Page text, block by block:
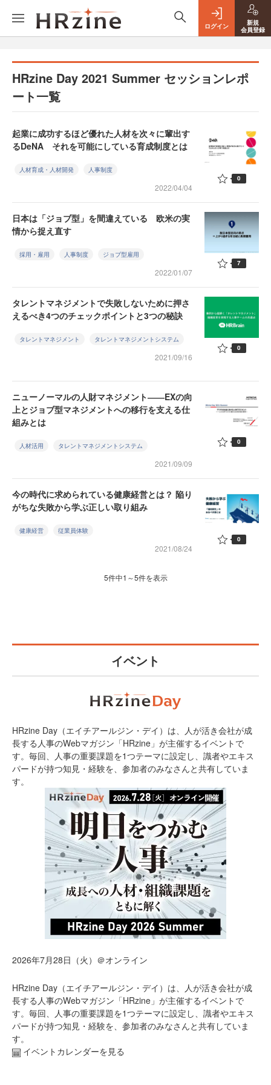
ログイン
新規
会員登録
HRzine Day 2021 Summer セッションレポ
ート一覧
起業に成功するほど優れた人材を次々に輩出す
るDeNA それを可能にしている育成制度とは
人材育成・人材開発 人事制度
2022/04/04
0
日本は「ジョブ型」を間違えている 欧米の実
情から捉え直す
採用・雇用 人事制度 ジョブ型雇用
2022/01/07
7
タレントマネジメントで失敗しないために押さ
えるべき4つのチェックポイントと3つの秘訣
タレントマネジメント タレントマネジメントシステム
2021/09/16
0
ニューノーマルの人財マネジメント――EXの向
上とジョブ型マネジメントへの移行を支える仕
組みとは
人材活用 タレントマネジメントシステム
2021/09/09
0
今の時代に求められている健康経営とは？ 陥り
がちな失敗から学ぶ正しい取り組み
健康経営 従業員体験
2021/08/24
0
5件中1～5件を表示
イベント
HRzine Day（エイチアールジン・デイ）は、人が活き会社が成
長する人事のWebマガジン「HRzine」が主催するイベントで
す。毎回、人事の重要課題を1つテーマに設定し、識者やエキス
パードが持つ知見・経験を、参加者のみなさんと共有していま
す。
2026年7月28日（火）＠オンライン
HRzine Day（エイチアールジン・デイ）は、人が活き会社が成
長する人事のWebマガジン「HRzine」が主催するイベントで
す。毎回、人事の重要課題を1つテーマに設定し、識者やエキス
パードが持つ知見・経験を、参加者のみなさんと共有していま
す。
イベントカレンダーを見る